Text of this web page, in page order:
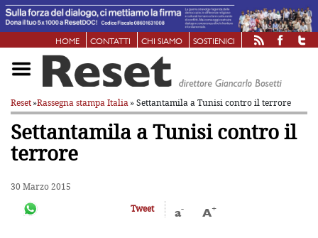
HOME CONTATTI CHI SIAMO SOSTIENICI
Reset»Rassegna stampa Italia» Settantamila a Tunisi contro il terrore
Settantamila a Tunisi contro il
terrore
30 Marzo 2015
Tweet
a- A+